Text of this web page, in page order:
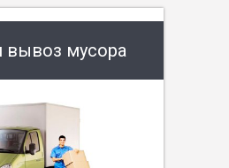
вывоз мусора